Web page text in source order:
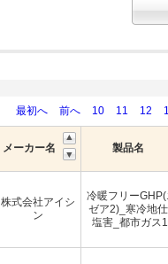
最初へ
前へ 10 11 12
メーカー名 製品名
株式会社アイシ
ン
冷暖フリー
ゼア2)_寒冷地
塩害_都市ガス